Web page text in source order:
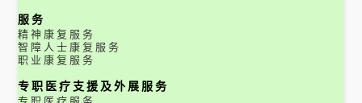
服务
精神康复服务
智障人士康复服务
职业康复服务
专职医疗支援及外展服务